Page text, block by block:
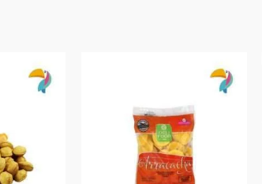
Este
producto
múltiples
variantes.
Arracacha